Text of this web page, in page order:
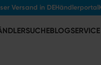
Versand in DEHändlerportal
BLOG